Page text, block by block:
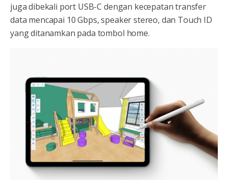
juga dibekali port USB-C dengan kecepatan transfer
data mencapai 10 Gbps, speaker stereo, dan Touch ID
yang ditanamkan pada tombol home.